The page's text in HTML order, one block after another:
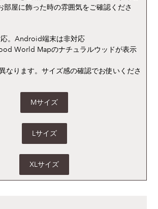
部屋に飾った時の雰囲気をご確認くださ
。Android端末は非対応
World Mapのナチュラルウッドが表示
なります。サイズ感の確認でお使いくださ
Mサイズ
Lサイズ
XLサイズ